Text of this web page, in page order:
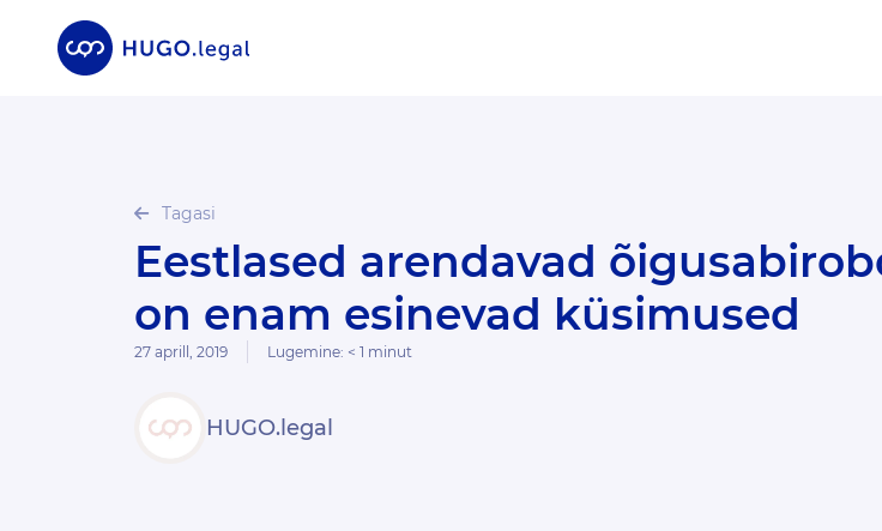
Tagasi
Eestlased arendavad õigusabirobotit: just need
on enam esinevad küsimused
27 aprill, 2019 Lugemine: < 1 minut
HUGO.legal